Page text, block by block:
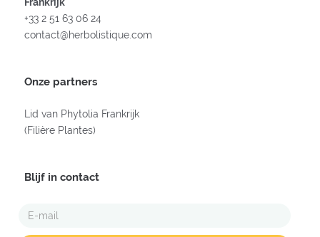
Frankrijk
+33 2 51 63 06 24
contact@herbolistique.com
Onze partners
Lid van Phytolia Frankrijk
(Filière Plantes)
Blijf in contact
E-